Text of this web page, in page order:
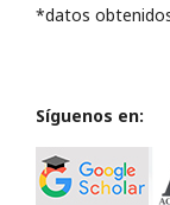
*datos
Síguenos en: